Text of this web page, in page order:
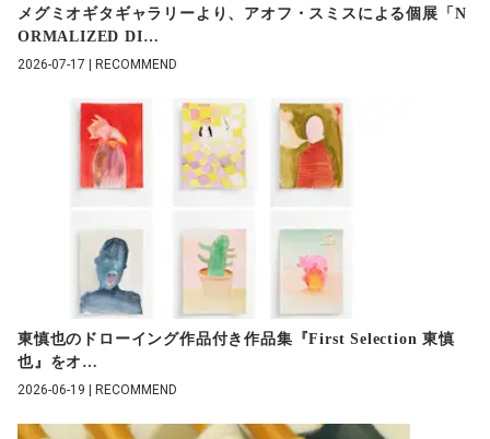
メグミオギタギャラリーより、アオフ・スミスによる個展「N
ORMALIZED DI…
2026-07-17 | RECOMMEND
東慎也のドローイング作品付き作品集『First Selection 東慎
也』をオ …
2026-06-19 | RECOMMEND